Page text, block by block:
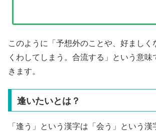
このように「予想外のことや、好ましく
くわしてしまう。合流する」という意
きます。
逢いたいとは？
「逢う」という漢字は「会う」という